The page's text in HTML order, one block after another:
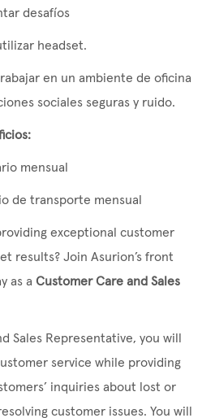
desafíos
headset.
en un ambiente de oficina
sociales seguras y ruido.
mensual
de transporte mensual
exceptional customer
results? Join Asurion’s front
as a Customer Care and Sales
Sales Representative, you will
service while providing
inquiries about lost or
customer issues. You will